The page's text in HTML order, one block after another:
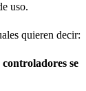
uso.
quieren decir:
se